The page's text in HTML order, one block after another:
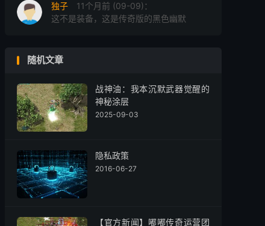
独子
11个月前 (09-09)：
这不是装备，这是传奇版的黑色幽默
随机文章
战神油：我本沉默武器觉醒的
神秘涂层
2025-09-03
隐私政策
2016-06-27
【官方新闻】嘟嘟传奇运营团